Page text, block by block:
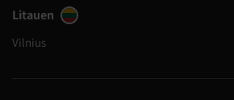
Litauen
Vilnius